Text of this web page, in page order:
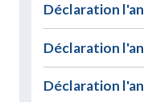
Déclaration
Déclaration
Déclaration